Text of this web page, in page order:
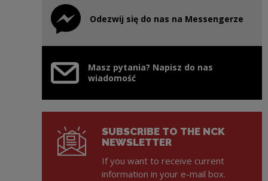
Odezwij się do nas na Messengerze
Note, the link will open in a new window
Masz pytania? Napisz do nas
wiadomość
SUBSCRIBE TO THE NCK
NEWSLETTER
If you want to receive current
information in your e-mail box.